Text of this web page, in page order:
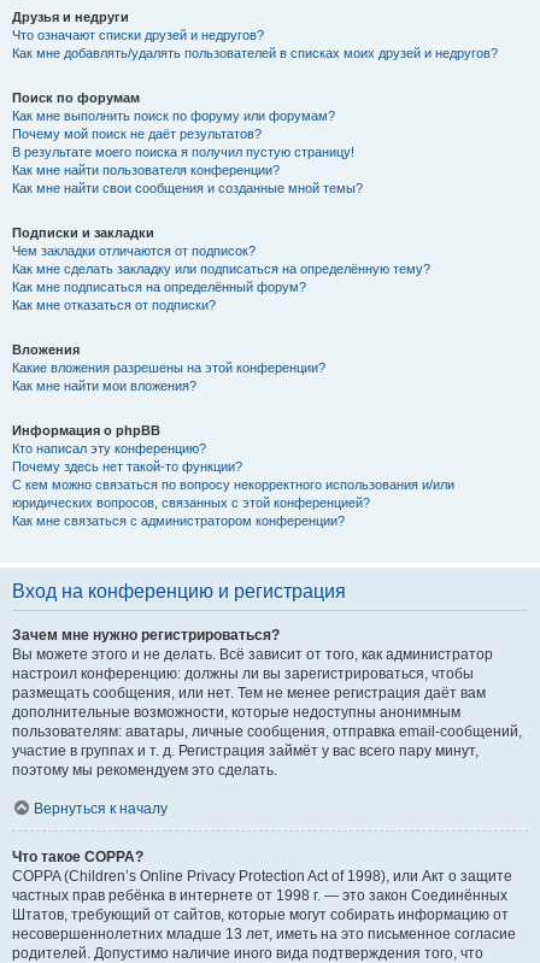
Друзья и недруги
Что означают списки друзей и недругов?
Как мне добавлять/удалять пользователей в списках моих друзей и недругов?
Поиск по форумам
Как мне выполнить поиск по форуму или форумам?
Почему мой поиск не даёт результатов?
В результате моего поиска я получил пустую страницу!
Как мне найти пользователя конференции?
Как мне найти свои сообщения и созданные мной темы?
Подписки и закладки
Чем закладки отличаются от подписок?
Как мне сделать закладку или подписаться на определённую тему?
Как мне подписаться на определённый форум?
Как мне отказаться от подписки?
Вложения
Какие вложения разрешены на этой конференции?
Как мне найти мои вложения?
Информация о phpBB
Кто написал эту конференцию?
Почему здесь нет такой-то функции?
С кем можно связаться по вопросу некорректного использования и/или
юридических вопросов, связанных с этой конференцией?
Как мне связаться с администратором конференции?
Вход на конференцию и регистрация
Зачем мне нужно регистрироваться?
Вы можете этого и не делать. Всё зависит от того, как администратор
настроил конференцию: должны ли вы зарегистрироваться, чтобы
размещать сообщения, или нет. Тем не менее регистрация даёт вам
дополнительные возможности, которые недоступны анонимным
пользователям: аватары, личные сообщения, отправка email-сообщений,
участие в группах и т. д. Регистрация займёт у вас всего пару минут,
поэтому мы рекомендуем это сделать.
Вернуться к началу
Что такое COPPA?
COPPA (Children’s Online Privacy Protection Act of 1998), или Акт о защите
частных прав ребёнка в интернете от 1998 г. — это закон Соединённых
Штатов, требующий от сайтов, которые могут собирать информацию от
несовершеннолетних младше 13 лет, иметь на это письменное согласие
родителей. Допустимо наличие иного вида подтверждения того, что